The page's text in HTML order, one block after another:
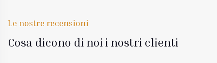
Le nostre recensioni
Cosa dicono di noi i nostri clienti